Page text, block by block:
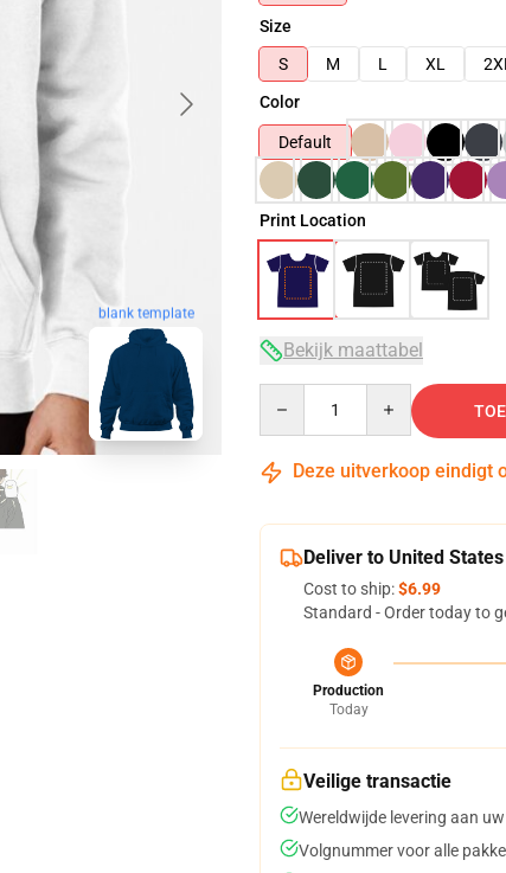
blank template
Size
S
M L XL
Color
Default
Print Location
Bekijk maattabel
Deze uitverkoop eindigt
Deliver to United States
Cost to ship:$6.99
Standard - Order today to
Production
Today
Veilige transactie
Wereldwijde levering aan
Volgnummer voor alle